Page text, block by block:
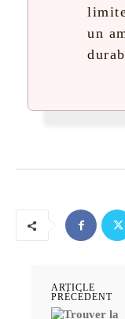
un
ARTICLE
PRÉCÉDENT